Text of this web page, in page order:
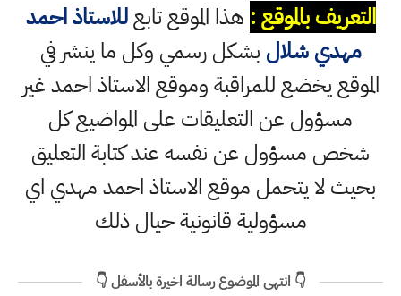
التعريف بالموقع : هذا الموقع تابعللاستاذ احمد
مهدي شلال بشكل رسمي وكل ما ينشر في
الموقع يخضع للمراقبة وموقع الاستاذ احمد غير
مسؤول عن التعليقات على المواضيع كل
شخص مسؤول عن نفسه عند كتابة التعليق
بحيث لا يتحمل موقع الاستاذ احمد مهدي اي
مسؤولية قانونية حيال ذلك
👇 انتهى الموضوع رسالة اخيرة بالأسفل 👇